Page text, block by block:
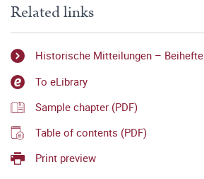
Related links
Historische Mitteilungen – Beihefte
To eLibrary
Sample chapter (PDF)
Table of contents (PDF)
Print preview